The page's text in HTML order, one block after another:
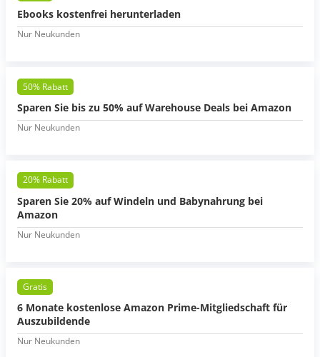
Ebooks kostenfrei herunterladen
Nur Neukunden
50% Rabatt
Sparen Sie bis zu 50% auf Warehouse Deals bei Amazon
Nur Neukunden
20% Rabatt
Sparen Sie 20% auf Windeln und Babynahrung bei
Amazon
Nur Neukunden
Gratis
6 Monate kostenlose Amazon Prime-Mitgliedschaft für
Auszubildende
Nur Neukunden